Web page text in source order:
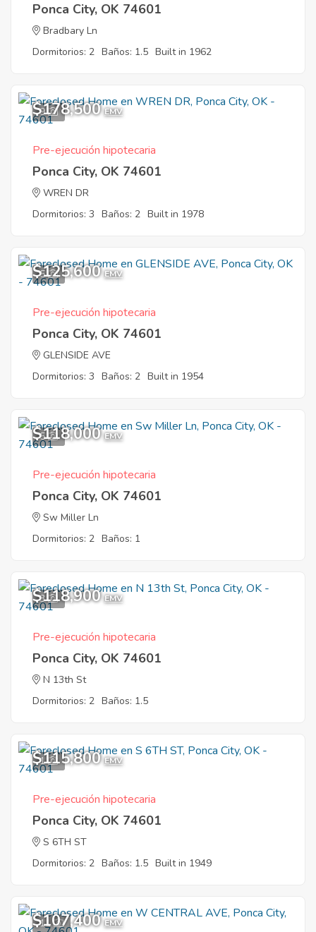
Ponca City, OK 74601
Bradbary Ln
Dormitorios: 2 Baños: 1.5 Built in 1962
9
$178,500 EMV
Pre-ejecución hipotecaria
Ponca City, OK 74601
WREN DR
Dormitorios: 3 Baños: 2 Built in 1978
5
$125,600 EMV
Pre-ejecución hipotecaria
Ponca City, OK 74601
GLENSIDE AVE
Dormitorios: 3 Baños: 2 Built in 1954
5
$118,000 EMV
Pre-ejecución hipotecaria
Ponca City, OK 74601
Sw Miller Ln
Dormitorios: 2 Baños: 1
3
$118,900 EMV
Pre-ejecución hipotecaria
Ponca City, OK 74601
N 13th St
Dormitorios: 2 Baños: 1.5
1
$115,800 EMV
Pre-ejecución hipotecaria
Ponca City, OK 74601
S 6TH ST
Dormitorios: 2 Baños: 1.5 Built in 1949
11
$107,400 EMV